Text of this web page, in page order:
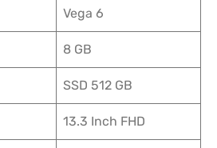
Vega 6
8 GB
SSD 512 GB
13.3 Inch FHD